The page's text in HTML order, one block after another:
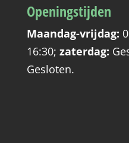
Openingstijden
Maandag-vrijdag:
16:30; zaterdag:
Gesloten.